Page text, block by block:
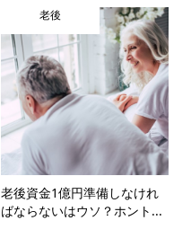
老後
老後資金1億円準備しなけれ
ばならないはウソ？ホント...